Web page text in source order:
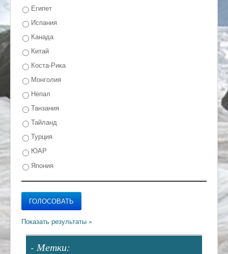
Египет
Испания
Канада
Китай
Коста-Рика
Монголия
Непал
Танзания
Тайланд
Турция
ЮАР
Япония
- Метки: